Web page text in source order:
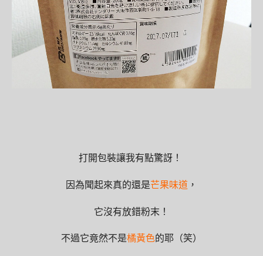
打開包裝讓我有點驚訝！
因為聞起來真的還是芒果味道 ，
它沒有放錯粉末！
不過它竟然不是橘黃色的耶（笑）